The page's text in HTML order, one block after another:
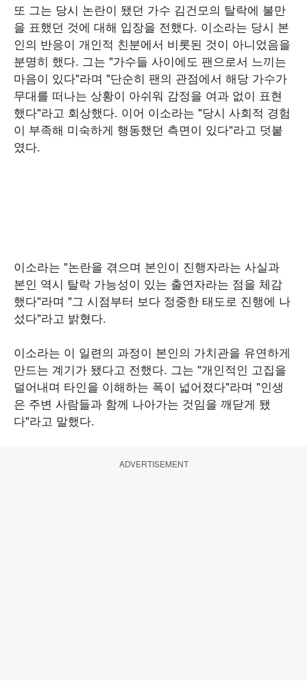
또 그는 당시 논란이 됐던 가수 김건모의 탈락에 불만
을 표했던 것에 대해 입장을 전했다. 이소라는 당시 본
인의 반응이 개인적 친분에서 비롯된 것이 아니었음을
분명히 했다. 그는 "가수들 사이에도 팬으로서 느끼는
마음이 있다"라며 "단순히 팬의 관점에서 해당 가수가
무대를 떠나는 상황이 아쉬워 감정을 여과 없이 표현
했다"라고 회상했다. 이어 이소라는 "당시 사회적 경험
이 부족해 미숙하게 행동했던 측면이 있다"라고 덧붙
였다.
이소라는 "논란을 겪으며 본인이 진행자라는 사실과
본인 역시 탈락 가능성이 있는 출연자라는 점을 체감
했다"라며 "그 시점부터 보다 정중한 태도로 진행에 나
섰다"라고 밝혔다.
이소라는 이 일련의 과정이 본인의 가치관을 유연하게
만드는 계기가 됐다고 전했다. 그는 "개인적인 고집을
덜어내며 타인을 이해하는 폭이 넓어졌다"라며 "인생
은 주변 사람들과 함께 나아가는 것임을 깨닫게 됐
다"라고 말했다.
ADVERTISEMENT